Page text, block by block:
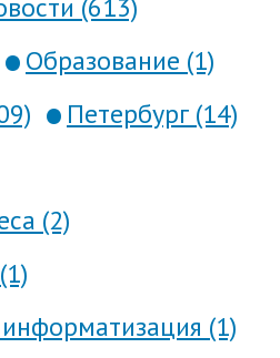
(613)
Образование (1)
Петербург (14)
(2)
(1)